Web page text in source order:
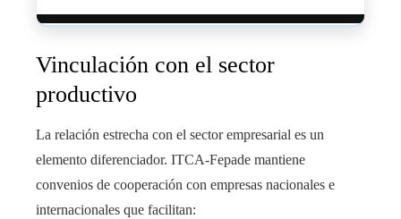
Vinculación con el sector
productivo
La relación estrecha con el sector empresarial es un
elemento diferenciador. ITCA-Fepade mantiene
convenios de cooperación con empresas nacionales e
internacionales que facilitan: